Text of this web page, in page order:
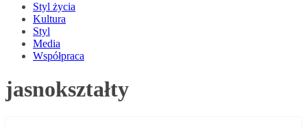
Styl życia
Kultura
Styl
Media
Współpraca
jasnokształty